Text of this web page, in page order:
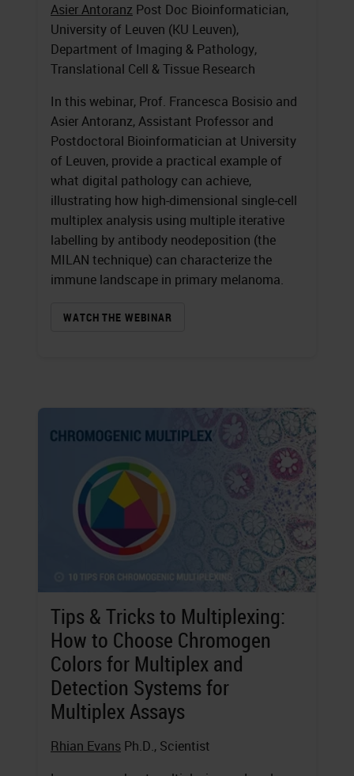
Asier Antoranz Post Doc Bioinformatician,
University of Leuven (KU Leuven),
Department of Imaging & Pathology,
Translational Cell & Tissue Research
In this webinar, Prof. Francesca Bosisio and
Asier Antoranz, Assistant Professor and
Postdoctoral Bioinformatician at University
of Leuven, provide a practical example of
what digital pathology can achieve,
illustrating how high-dimensional single-cell
multiplex analysis using multiple iterative
labelling by antibody neodeposition (the
MILAN technique) can characterize the
immune landscape in primary melanoma.
WATCH THE WEBINAR
Tips & Tricks to Multiplexing:
How to Choose Chromogen
Colors for Multiplex and
Detection Systems for
Multiplex Assays
Rhian Evans Ph.D., Scientist